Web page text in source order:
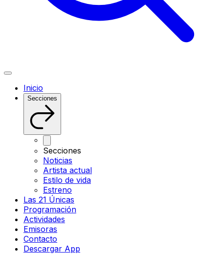
Inicio
Secciones
Secciones
Noticias
Artista actual
Estilo de vida
Estreno
Las 21 Únicas
Programación
Actividades
Emisoras
Contacto
Descargar App